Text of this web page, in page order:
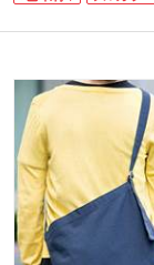
ベーシックカラーからト
カラーにあわせて選ぶこ
印刷面が広いのでPR効果
よ。